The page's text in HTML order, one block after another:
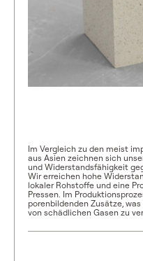
Im Vergleich zu den meist
aus Asien zeichnen sich
und Widerstandsfähigkeit
Wir erreichen hohe
lokaler Rohstoffe und eine
Pressen. Im
porenbildenden Zusätze,
von schädlichen Gasen zu